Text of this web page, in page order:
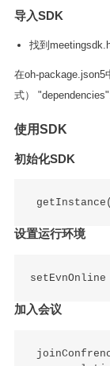
导入SDK
找到
在oh-package.json5
式）
使用SDK
初始化SDK
设置运行环境
加入会议